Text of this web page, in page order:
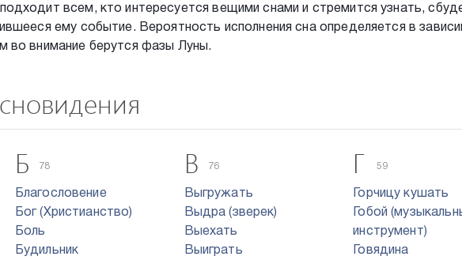
всем, кто интересуется вещими снами и стремится узнать,
ему событие. Вероятность исполнения сна определяется в
во внимание берутся фазы Луны.
Б 78
Благословение
Бог (Христианство)
Боль
Будильник
В 76
Выгружать
Выдра (зверек)
Выехать
Выиграть
Г 59
Горчицу кушать
Гобой
инструмент)
Говядина